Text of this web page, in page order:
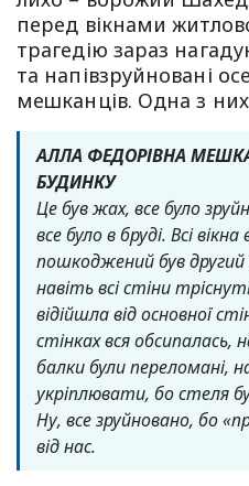
перед вікнами
трагедію зараз
та напівзруйновані
мешканців. Одна з
АЛЛА ФЕДОРІВНА
БУДИНКУ
Це був жах, все було
все було в бруді. Всі
пошкоджений був другий
навіть всі стіни
відійшла від основної
стінках вся обсипалась,
балки були переломані,
укріплювати, бо стеля
Ну, все зруйновано, бо
від нас.